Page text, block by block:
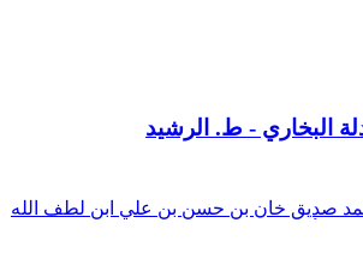
البخاري - ط. الرشيد
صديق خان بن حسن بن علي ابن لطف الله
أبو الطيب